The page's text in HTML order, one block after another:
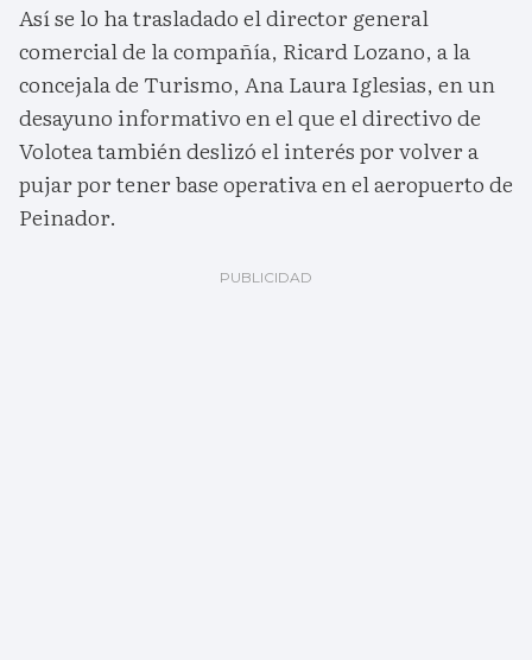
Así se lo ha trasladado el director general
comercial de la compañía, Ricard Lozano, a la
concejala de Turismo, Ana Laura Iglesias, en un
desayuno informativo en el que el directivo de
Volotea también deslizó el interés por volver a
pujar por tener base operativa en el aeropuerto de
Peinador.